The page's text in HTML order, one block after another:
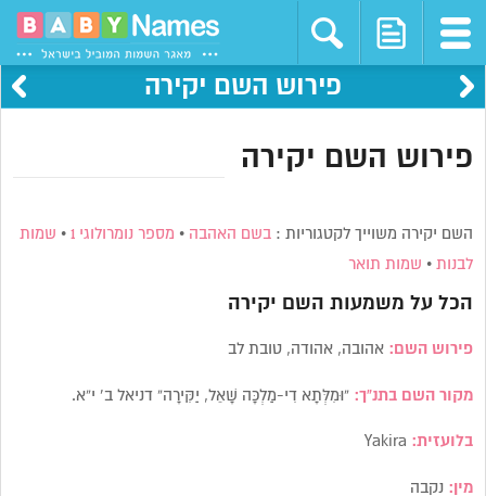
פירוש השם יקירה
פירוש השם יקירה
השם יקירה משוייך לקטגוריות :בשם האהבה • מספר נומרולוגי 1 • שמות
לבנות • שמות תואר
הכל על משמעות השם יקירה
פירוש השם: אהובה, אהודה, טובת לב
מקור השם בתנ”ך:“וּמִלְּתָא דִי-מַלְכָּה שָׁאֵל, יַקִּירָה” דניאל ב’ י”א.
בלועזית:
מין: נקבה